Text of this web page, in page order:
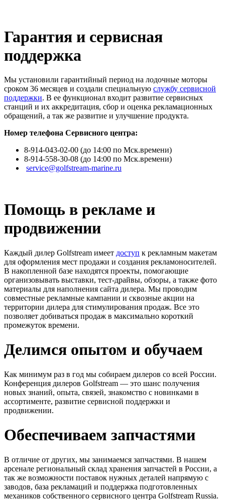
Гарантия и сервисная
поддержка
Мы установили гарантийный период на лодочные моторы
сроком 36 месяцев и создали специальную службу сервисной
поддержки. В ее функционал входит развитие сервисных
станций и их аккредитация, сбор и оценка рекламационных
обращений, а так же развитие и улучшение продукта.
Номер телефона Сервисного центра:
8-914-043-02-00 (до 14:00 по Мск.времени)
8-914-558-30-08 (до 14:00 по Мск.времени)
service@golfstream-marine.ru
Помощь в рекламе и
продвижении
Каждый дилер Golfstream имеет доступ к рекламным макетам
для оформления мест продажи и создания рекламоносителей.
В накопленной базе находятся проекты, помогающие
организовывать выставки, тест-драйвы, обзоры, а также фото
материалы для наполнения сайта дилера. Мы проводим
совместные рекламные кампании и сквозные акции на
территории дилера для стимулирования продаж. Все это
позволяет добиваться продаж в максимально короткий
промежуток времени.
Делимся опытом и обучаем
Как минимум раз в год мы собираем дилеров со всей России.
Конференция дилеров Golfstream — это шанс получения
новых знаний, опыта, связей, знакомство с новинками в
ассортименте, развитие сервисной поддержки и
продвижении.
Обеспечиваем запчастями
В отличие от других, мы занимаемся запчастями. В нашем
арсенале региональный склад хранения запчастей в России, а
так же возможности поставок нужных деталей напрямую с
заводов, база рекламаций и поддержка подготовленных
механиков собственного сервисного центра Golfstream Russia.